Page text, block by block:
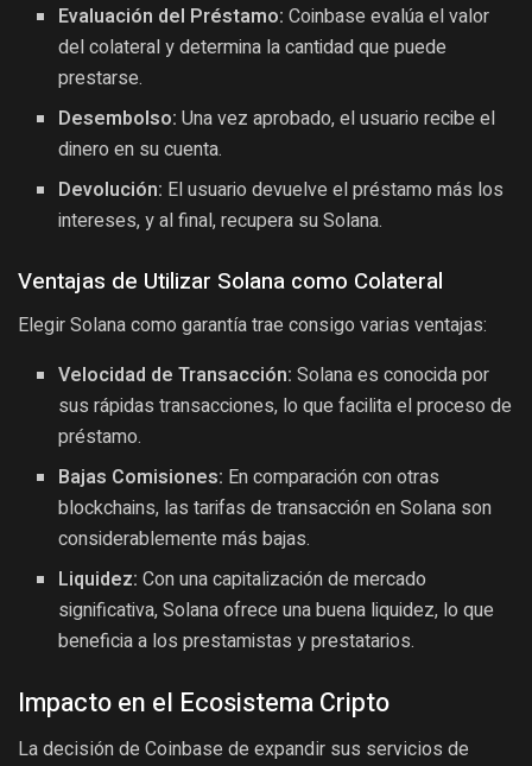
Evaluación del Préstamo: Coinbase evalúa el valor
del colateral y determina la cantidad que puede
prestarse.
Desembolso: Una vez aprobado, el usuario recibe el
dinero en su cuenta.
Devolución: El usuario devuelve el préstamo más los
intereses, y al final, recupera su Solana.
Ventajas de Utilizar Solana como Colateral
Elegir Solana como garantía trae consigo varias ventajas:
Velocidad de Transacción: Solana es conocida por
sus rápidas transacciones, lo que facilita el proceso de
préstamo.
Bajas Comisiones: En comparación con otras
blockchains, las tarifas de transacción en Solana son
considerablemente más bajas.
Liquidez: Con una capitalización de mercado
significativa, Solana ofrece una buena liquidez, lo que
beneficia a los prestamistas y prestatarios.
Impacto en el Ecosistema Cripto
La decisión de Coinbase de expandir sus servicios de